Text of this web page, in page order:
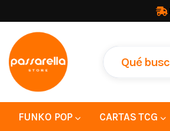
FUNKO POP CARTAS TCG